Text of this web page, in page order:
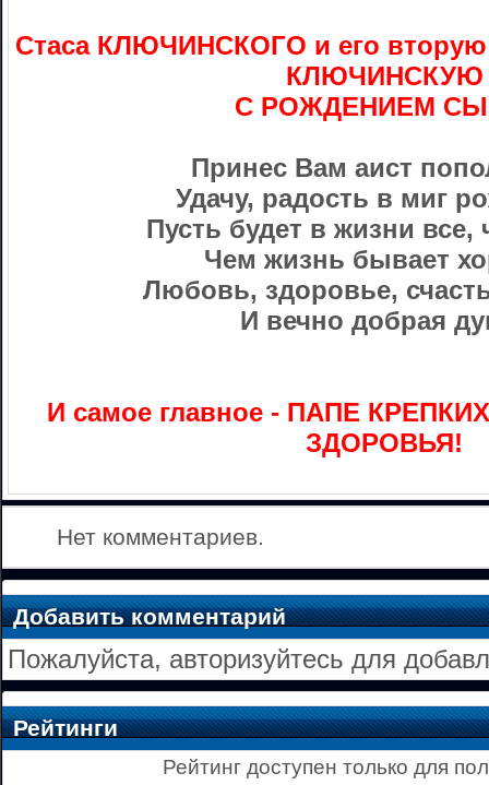
Стаса КЛЮЧИНСКОГО и его вторую
КЛЮЧИНСКУЮ
С РОЖДЕНИЕМ
Принес Вам аист
Удачу, радость в миг
Пусть будет в жизни все,
Чем жизнь бывает
Любовь, здоровье,
И вечно добрая
И самое главное - ПАПЕ
ЗДОРОВЬЯ!
Нет комментариев.
Добавить комментарий
Пожалуйста, авторизуйтесь для
Рейтинги
Рейтинг доступен только для